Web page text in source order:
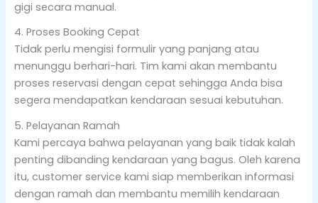
gigi secara manual.
4. Proses Booking Cepat
Tidak perlu mengisi formulir yang panjang atau
menunggu berhari-hari. Tim kami akan membantu
proses reservasi dengan cepat sehingga Anda bisa
segera mendapatkan kendaraan sesuai kebutuhan.
5. Pelayanan Ramah
Kami percaya bahwa pelayanan yang baik tidak kalah
penting dibanding kendaraan yang bagus. Oleh karena
itu, customer service kami siap memberikan informasi
dengan ramah dan membantu memilih kendaraan